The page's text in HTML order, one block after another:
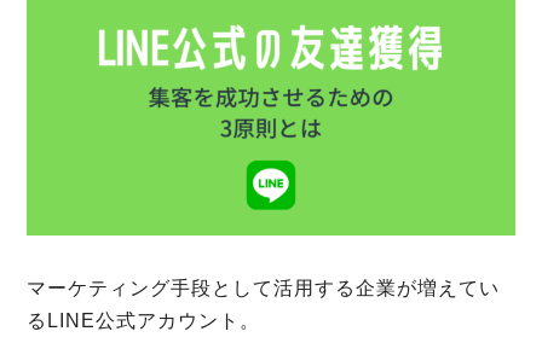
マーケティング手段として活用する企業が増えてい
るLINE公式アカウント。